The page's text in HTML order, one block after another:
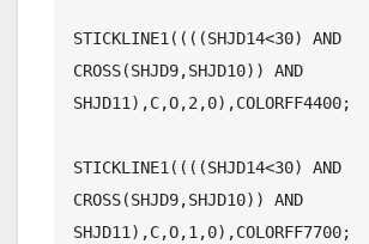
STICKLINE1((((SHJD14<30) AND
CROSS(SHJD9,SHJD10)) AND
SHJD11),C,O,2,0),COLORFF4400;
STICKLINE1((((SHJD14<30) AND
CROSS(SHJD9,SHJD10)) AND
SHJD11),C,O,1,0),COLORFF7700;